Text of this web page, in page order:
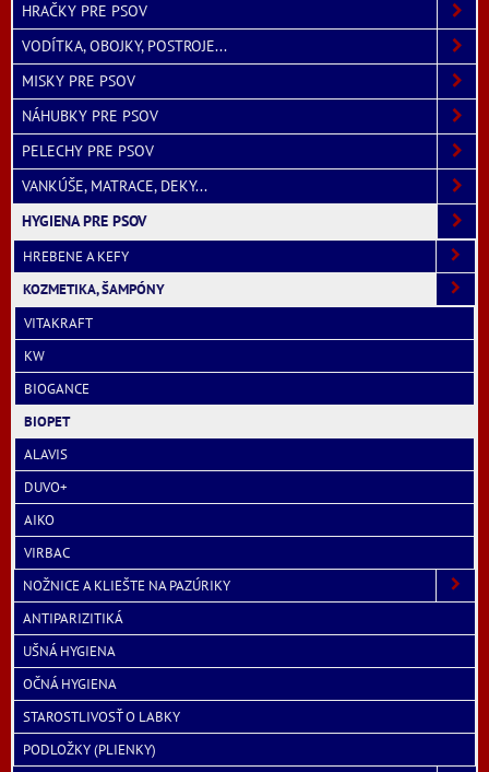
HRAČKY PRE PSOV
VODÍTKA, OBOJKY, POSTROJE...
MISKY PRE PSOV
NÁHUBKY PRE PSOV
PELECHY PRE PSOV
VANKÚŠE, MATRACE, DEKY...
HYGIENA PRE PSOV
HREBENE A KEFY
KOZMETIKA, ŠAMPÓNY
VITAKRAFT
KW
BIOGANCE
BIOPET
ALAVIS
DUVO+
AIKO
VIRBAC
NOŽNICE A KLIEŠTE NA PAZÚRIKY
ANTIPARIZITIKÁ
UŠNÁ HYGIENA
OČNÁ HYGIENA
STAROSTLIVOSŤ O LABKY
PODLOŽKY (PLIENKY)